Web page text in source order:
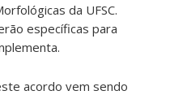
da UFSC.
específicas para
acordo vem sendo